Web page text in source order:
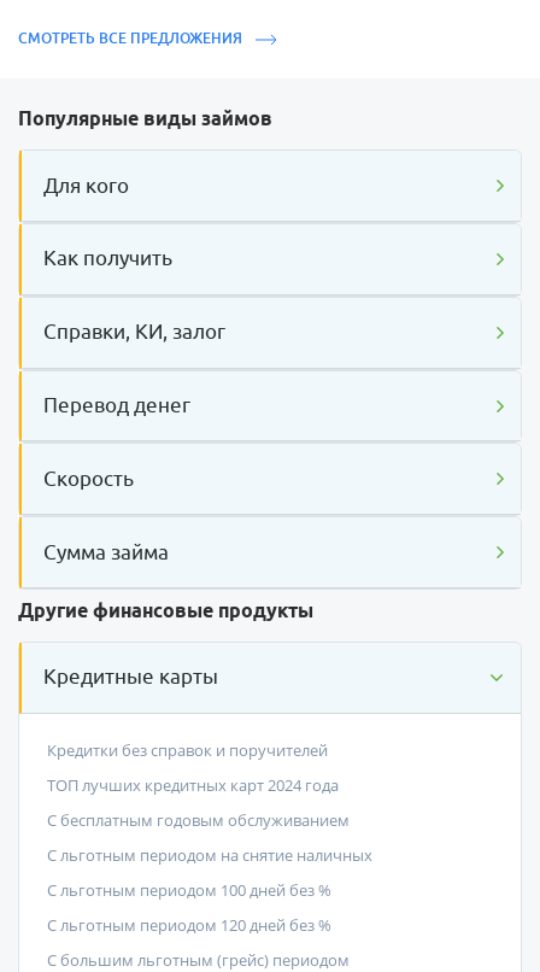
СМОТРЕТЬ ВСЕ ПРЕДЛОЖЕНИЯ
Популярные виды займов
Для кого
Как получить
Справки, КИ, залог
Перевод денег
Скорость
Сумма займа
Другие финансовые продукты
Кредитные карты
Кредитки без справок и поручителей
ТОП лучших кредитных карт 2024 года
С бесплатным годовым обслуживанием
С льготным периодом на снятие наличных
С льготным периодом 100 дней без %
С льготным периодом 120 дней без %
С большим льготным (грейс) периодом